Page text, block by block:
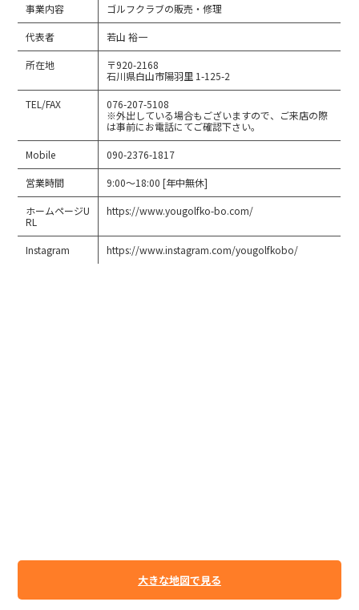
事業内容 ゴルフクラブの販売・修理
代表者 若山 裕一
所在地
〒920-2168
石川県白山市陽羽里 1-125-2
TEL/FAX
076-207-5108
※外出している場合もございますので、ご来店の際
は事前にお電話にてご確認下さい。
Mobile 090-2376-1817
営業時間 9:00～18:00 [年中無休]
ホームページU
RL
https://www.yougolfko-bo.com/
Instagram https://www.instagram.com/yougolfkobo/
大きな地図で見る